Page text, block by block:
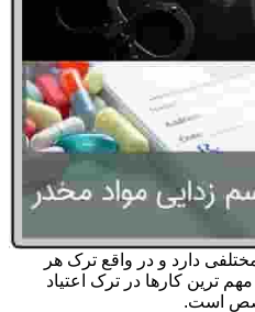
دارد و در واقع ترک هر
ترین کارها در ترک اعتیاد
است.